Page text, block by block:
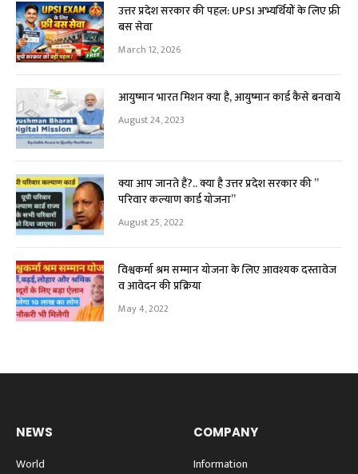
उत्तर प्रदेश सरकार की पहल: UPSI अभ्यर्थियों के लिए फ्री
बस सेवा
March 12, 2026
आयुष्मान भारत मिशन क्या है, आयुष्मान कार्ड कैसे बनवाये
August 24, 2023
क्या आप जानते हैं?.. क्या है उत्तर प्रदेश सरकार की ”
परिवार कल्याण कार्ड योजना”
August 25, 2022
विश्वकर्मा श्रम सम्मान योजना के लिए आवश्यक दस्तावेज
व आवेदन की प्रक्रिया
May 4, 2022
NEWS
World
COMPANY
Information